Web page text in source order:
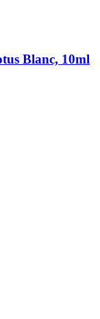
Blanc, 10ml